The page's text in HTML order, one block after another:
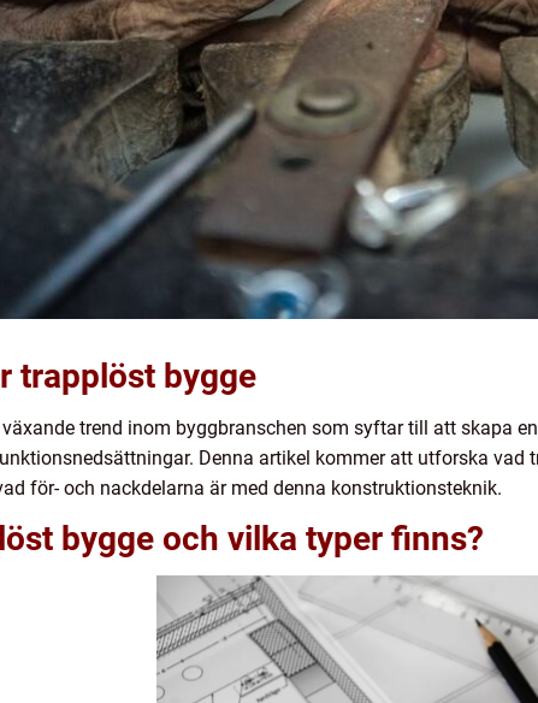
trapplöst bygge
trend inom byggbranschen som syftar till att skapa
Denna artikel kommer att utforska vad
för- och nackdelarna är med denna konstruktionsteknik.
bygge och vilka typer finns?